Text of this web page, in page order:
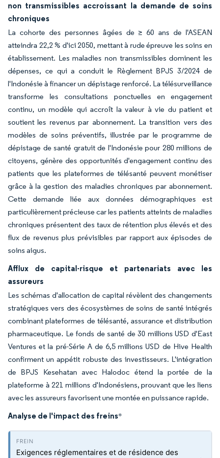
non transmissibles accroissant la demande de soins
chroniques
La cohorte des personnes âgées de ≥ 60 ans de l'ASEAN
atteindra 22,2 % d'ici 2050, mettant à rude épreuve les soins en
établissement. Les maladies non transmissibles dominent les
dépenses, ce qui a conduit le Règlement BPJS 3/2024 de
l'Indonésie à financer un dépistage renforcé. La télésurveillance
transforme les consultations ponctuelles en engagement
continu, un modèle qui accroît la valeur à vie du patient et
soutient les revenus par abonnement. La transition vers des
modèles de soins préventifs, illustrée par le programme de
dépistage de santé gratuit de l'Indonésie pour 280 millions de
citoyens, génère des opportunités d'engagement continu des
patients que les plateformes de télésanté peuvent monétiser
grâce à la gestion des maladies chroniques par abonnement.
Cette demande liée aux données démographiques est
particulièrement précieuse car les patients atteints de maladies
chroniques présentent des taux de rétention plus élevés et des
flux de revenus plus prévisibles par rapport aux épisodes de
soins aigus.
Afflux de capital-risque et partenariats avec les
assureurs
Les schémas d'allocation de capital révèlent des changements
stratégiques vers des écosystèmes de soins de santé intégrés
combinant plateformes de télésanté, assurance et distribution
pharmaceutique. Le fonds de santé de 30 millions USD d'East
Ventures et la pré-Série A de 6,5 millions USD de Hive Health
confirment un appétit robuste des investisseurs. L'intégration
de BPJS Kesehatan avec Halodoc étend la portée de la
plateforme à 221 millions d'Indonésiens, prouvant que les liens
avec les assureurs favorisent une montée en puissance rapide.
Analyse de l'impact des freins*
Exigences réglementaires et de résidence des